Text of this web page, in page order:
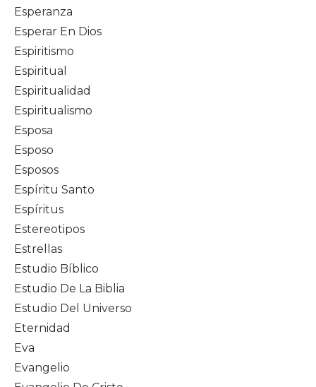
Esperanza
Esperar En Dios
Espiritismo
Espiritual
Espiritualidad
Espiritualismo
Esposa
Esposo
Esposos
Espíritu Santo
Espíritus
Estereotipos
Estrellas
Estudio Bíblico
Estudio De La Biblia
Estudio Del Universo
Eternidad
Eva
Evangelio